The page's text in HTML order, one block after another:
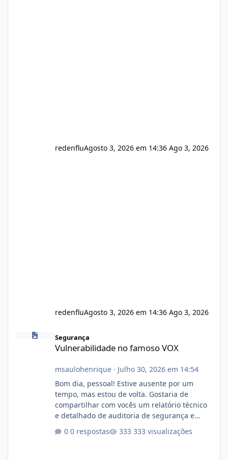
redenfluAgosto 3, 2026 em 14:36 Ago 3, 2026
redenfluAgosto 3, 2026 em 14:36 Ago 3, 2026
Segurança
Vulnerabilidade no famoso VOX
msaulohenrique· Julho 30, 2026 em 14:54
Bom dia, pessoal! Estive ausente por um
tempo, mas estou de volta. Gostaria de
compartilhar com vocês um relatório técnico
e detalhado de auditoria de segurança e
atualmente em circulação e comercialização
0 respostas 333 visualizações